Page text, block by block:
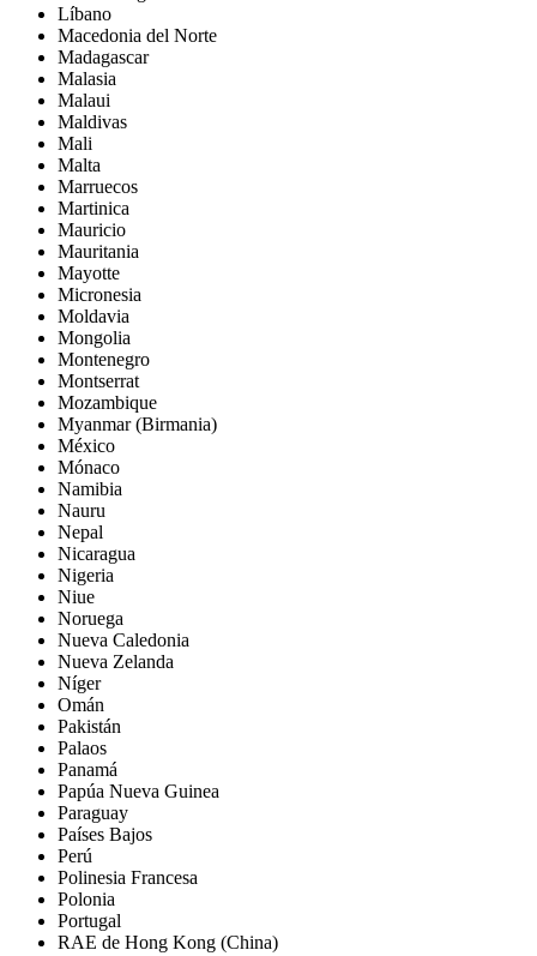
Líbano
Macedonia del Norte
Madagascar
Malasia
Malaui
Maldivas
Mali
Malta
Marruecos
Martinica
Mauricio
Mauritania
Mayotte
Micronesia
Moldavia
Mongolia
Montenegro
Montserrat
Mozambique
Myanmar (Birmania)
México
Mónaco
Namibia
Nauru
Nepal
Nicaragua
Nigeria
Niue
Noruega
Nueva Caledonia
Nueva Zelanda
Níger
Omán
Pakistán
Palaos
Panamá
Papúa Nueva Guinea
Paraguay
Países Bajos
Perú
Polinesia Francesa
Polonia
Portugal
RAE de Hong Kong (China)